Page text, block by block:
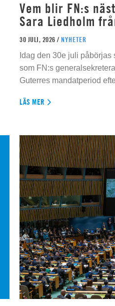
Vem blir FN:s
Sara Liedholm
30 JULI, 2026 / NYHETER
Idag den 30e juli
som FN:s
Guterres mandatperiod
LÄS MER